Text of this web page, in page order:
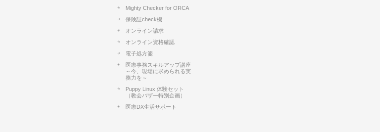
Mighty Checker for ORCA
保険証check機
オンライン請求
オンライン資格確認
電子処方箋
医療事務スキルアップ講座
～今、現場に求められる実
務力を～
Puppy Linux 体験セット
（教会バザー特別企画）
医療DX生活サポート